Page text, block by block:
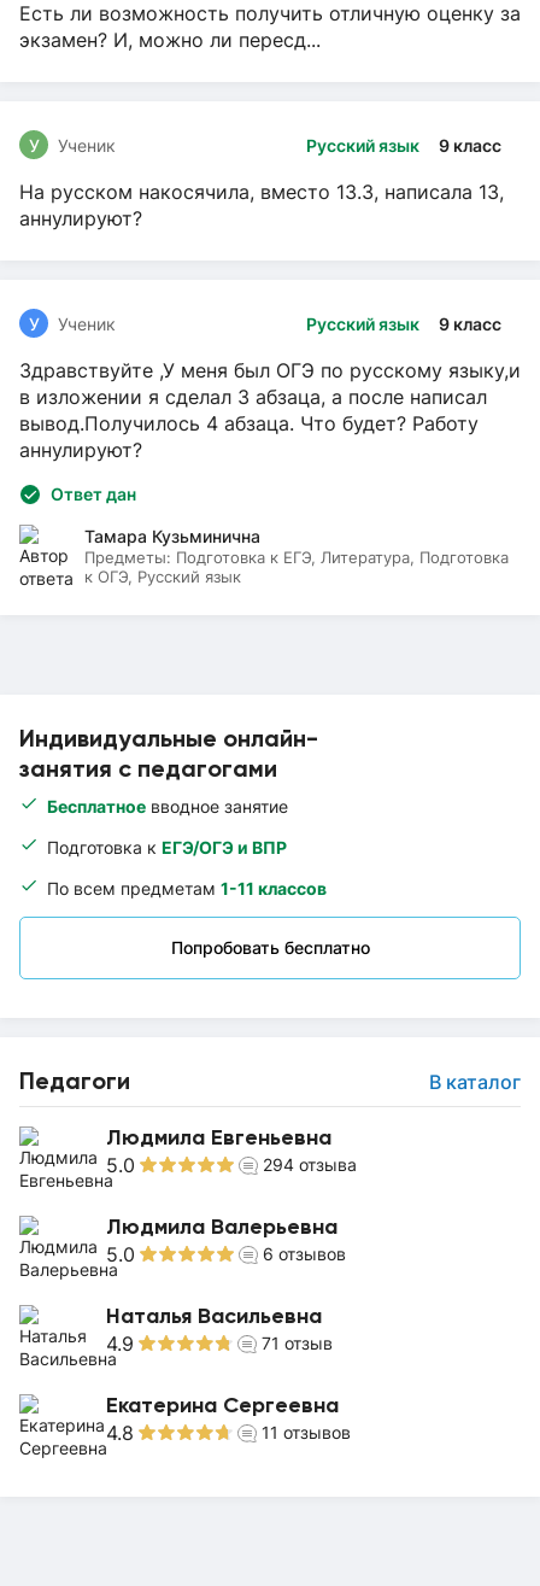
Индивидуальные онлайн-
занятия с педагогами
Бесплатное вводное занятие
Подготовка к ЕГЭ/ОГЭ и ВПР
По всем предметам 1-11 классов
Попробовать бесплатно
Педагоги В каталог
Людмила Евгеньевна
5.0 294 отзыва
Людмила Валерьевна
5.0 6 отзывов
Наталья Васильевна
4.9 71 отзыв
Екатерина Сергеевна
4.8 11 отзывов
Есть ли возможность получить отличную оценку за
экзамен? И, можно ли пересд...
Русский язык 9 класс
У Ученик
На русском накосячила, вместо 13.3, написала 13,
аннулируют?
Русский язык 9 класс
У Ученик
Здравствуйте ,У меня был ОГЭ по русскому языку,и
в изложении я сделал 3 абзаца, а после написал
вывод.Получилось 4 абзаца. Что будет? Работу
аннулируют?
Ответ дан
Тамара Кузьминична
Предметы: Подготовка к ЕГЭ, Литература, Подготовка
к ОГЭ, Русский язык